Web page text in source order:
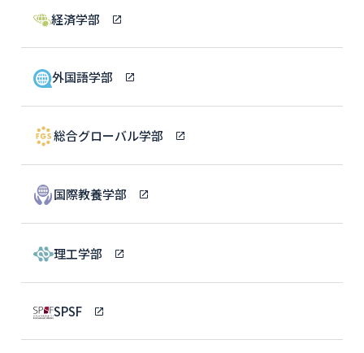
経済学部
外国語学部
総合グローバル学部
国際教養学部
理工学部
SPSF